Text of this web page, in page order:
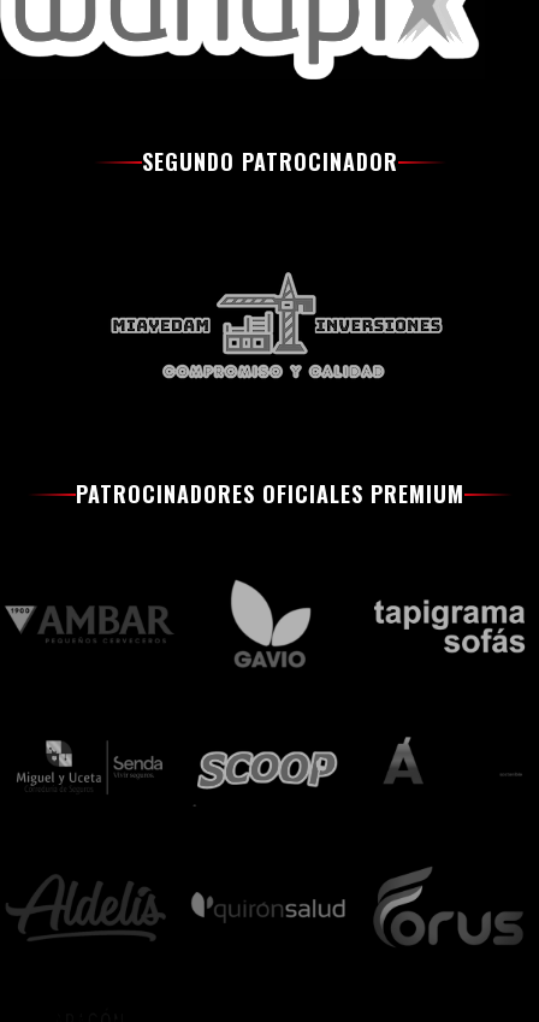
SEGUNDO PATROCINADOR
PATROCINADORES OFICIALES PREMIUM